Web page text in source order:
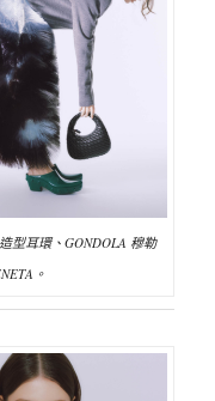
型耳環、GONDOLA 穆勒
。